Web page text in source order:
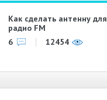
Как сделать антенну для
радио FM
6
12454